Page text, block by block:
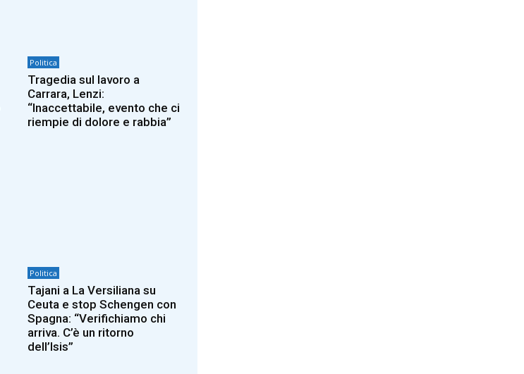
Politica
Tragedia sul lavoro a
Carrara, Lenzi:
“Inaccettabile, evento che ci
riempie di dolore e rabbia”
Politica
Tajani a La Versiliana su
Ceuta e stop Schengen con
Spagna: “Verifichiamo chi
arriva. C’è un ritorno
dell’Isis”